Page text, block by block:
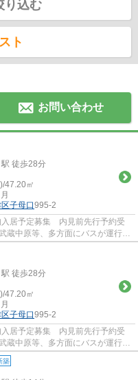
り込む
ト
お問い合わせ
駅 徒歩28分
47.20㎡
子母口995-2
入居予定募集 内見前先行予約受
中原等、多方面にバスが運行し
駅 徒歩28分
47.20㎡
子母口995-2
入居予定募集 内見前先行予約受
中原等、多方面にバスが運行し
築